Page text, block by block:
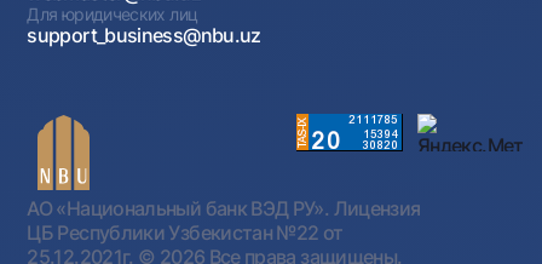
Для юридических лиц
support_business@nbu.uz
АО «Национальный банк ВЭД РУ». Лицензия
ЦБ Республики Узбекистан №22 от
25.12.2021г. © 2026 Все права защищены.